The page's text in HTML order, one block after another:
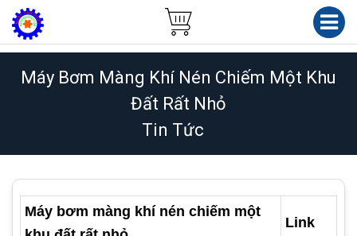
Máy Bơm Màng Khí Nén Chiếm Một Khu
Đất Rất Nhỏ
Tin Tức
Máy bơm màng khí nén chiếm một
Link